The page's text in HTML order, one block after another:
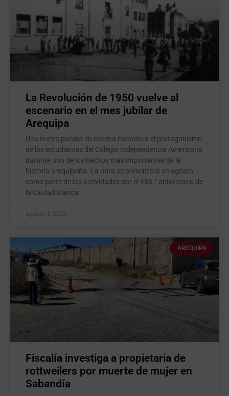
La Revolución de 1950 vuelve al
escenario en el mes jubilar de
Arequipa
Una nueva puesta en escena recordará el protagonismo
de los estudiantes del Colegio Independencia Americana
durante uno de los hechos más importantes de la
historia arequipeña. La obra se presentará en agosto
como parte de las actividades por el 486.° aniversario de
la Ciudad Blanca.
agosto 4, 2026
AREQUIPA
Fiscalía investiga a propietaria de
rottweilers por muerte de mujer en
Sabandía